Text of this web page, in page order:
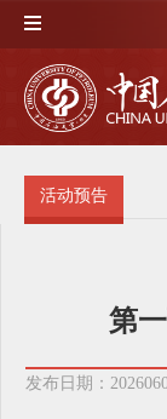
活动预告
第
发布日期：